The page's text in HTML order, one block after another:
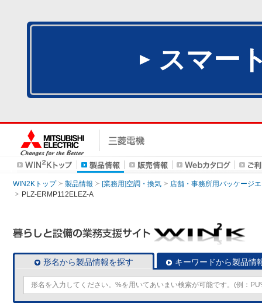
スマー
WIN2Kトップ 製品情報 [業務用]空調・換気
店舗・事務所用パッケージ
PLZ-ERMP112ELEZ-A
形名から製品情報を探す キーワードから製品情